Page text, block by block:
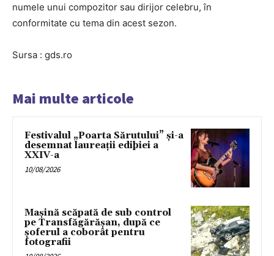
numele unui compozitor sau dirijor celebru, în
conformitate cu tema din acest sezon.
Sursa : gds.ro
Mai multe articole
Festivalul „Poarta Sărutului” și-a
desemnat laureații ediþiei a
XXIV-a
10/08/2026
Mașină scăpată de sub control
pe Transfăgărășan, după ce
șoferul a coborât pentru
fotografii